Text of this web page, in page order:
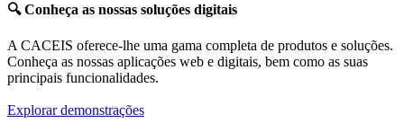
🔍Conheça as nossas soluções digitais
A CACEIS oferece-lhe uma gama completa de produtos e soluções.
Conheça as nossas aplicações web e digitais, bem como as suas
principais funcionalidades.
Explorar demonstrações